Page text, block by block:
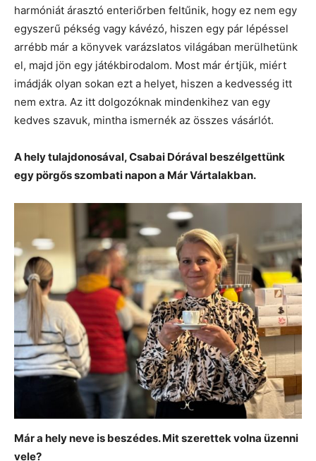
harmóniát árasztó enteriőrben feltűnik, hogy ez nem egy
egyszerű pékség vagy kávézó, hiszen egy pár lépéssel
arrébb már a könyvek varázslatos világában merülhetünk
el, majd jön egy játékbirodalom. Most már értjük, miért
imádják olyan sokan ezt a helyet, hiszen a kedvesség itt
nem extra. Az itt dolgozóknak mindenkihez van egy
kedves szavuk, mintha ismernék az összes vásárlót.
A hely tulajdonosával, Csabai Dórával beszélgettünk
egy pörgős szombati napon a Már Vártalakban.
Már a hely neve is beszédes. Mit szerettek volna üzenni
vele?